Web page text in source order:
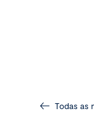
Todas as